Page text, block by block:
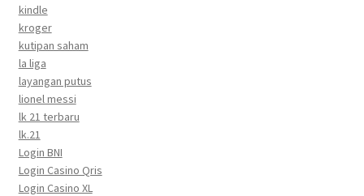
kindle
kroger
kutipan saham
la liga
layangan putus
lionel messi
lk 21 terbaru
lk.21
Login BNI
Login Casino Qris
Login Casino XL